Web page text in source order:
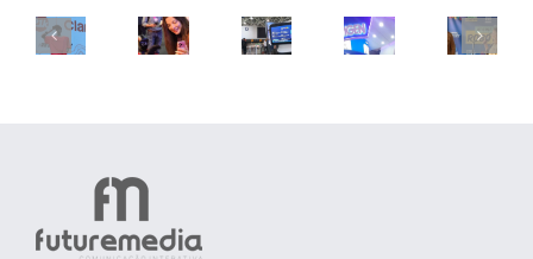
Maratona
do
Rio
Claro
Brasil
–
Aeroporto
Galeão
Amgen
–
–